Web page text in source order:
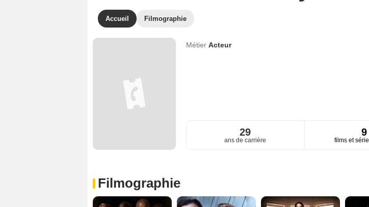
Accueil Filmographie
Métier Acteur
29
ans de carrière
9
films et
Filmographie